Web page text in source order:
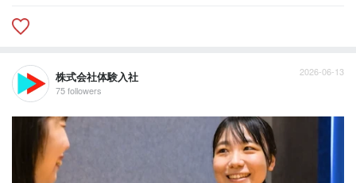
株式会社体験入社
75 followers
2026-06-13